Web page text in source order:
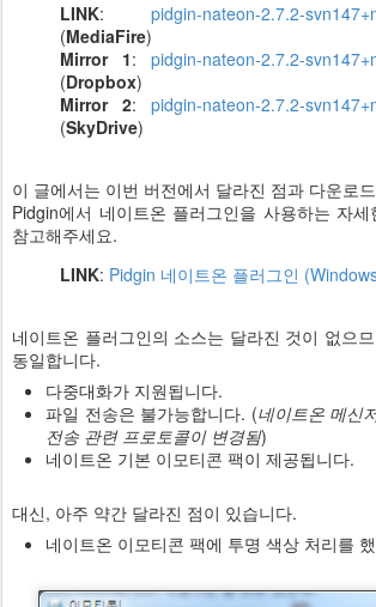
LINK: pidgin-nateon-2.7.2-
(MediaFire)
Mirror 1: pidgin-nateon-2.7.2-
(Dropbox)
Mirror 2: pidgin-nateon-2.7.2-
(SkyDrive)
이 글에서는 이번 버전에서 달라진 점과 다운로
Pidgin에서 네이트온 플러그인을 사용하는 자
참고해주세요.
LINK: Pidgin 네이트온 플러그인
네이트온 플러그인의 소스는 달라진 것이 없으
동일합니다.
다중대화가 지원됩니다.
파일 전송은 불가능합니다. (네이트온 메신
전송 관련 프로토콜이 변경됨)
네이트온 기본 이모티콘 팩이 제공됩니다.
대신, 아주 약간 달라진 점이 있습니다.
네이트온 이모티콘 팩에 투명 색상 처리를